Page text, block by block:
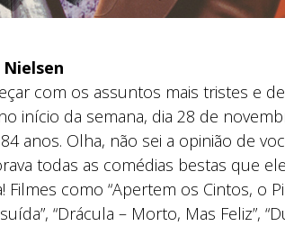
Nielsen
com os assuntos mais tristes e
início da semana, dia 28 de
anos. Olha, não sei a opinião de
todas as comédias bestas que
Filmes como “Apertem os Cintos, o
“Drácula – Morto, Mas Feliz”,